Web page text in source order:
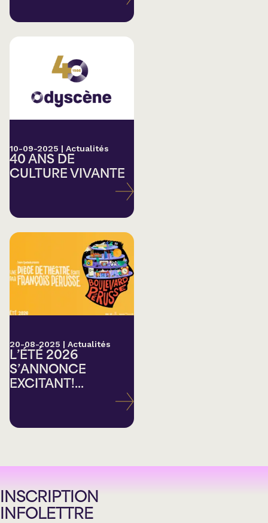
10-09-2025 | Actualités
40 ANS DE
CULTURE VIVANTE
20-08-2025 | Actualités
L’ÉTÉ 2026
S’ANNONCE
EXCITANT!...
INSCRIPTION
INFOLETTRE